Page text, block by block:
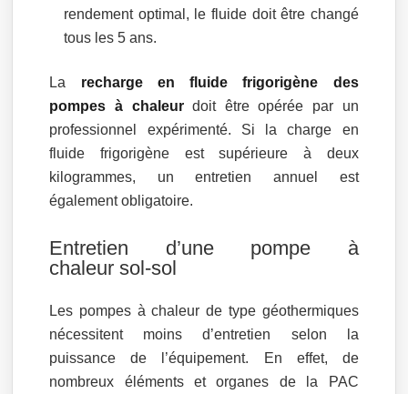
rendement optimal, le fluide doit être changé
tous les 5 ans.
La recharge en fluide frigorigène des
pompes à chaleurdoit être opérée par un
professionnel expérimenté. Si la charge en
fluide frigorigène est supérieure à deux
kilogrammes, un entretien annuel est
également obligatoire.
Entretien d’une pompe à
chaleur sol-sol
Les pompes à chaleur de type géothermiques
nécessitent moins d’entretien selon la
puissance de l’équipement. En effet, de
nombreux éléments et organes de la PAC